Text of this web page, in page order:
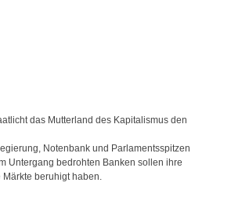
das Mutterland des Kapitalismus den
Notenbank und Parlamentsspitzen
Untergang bedrohten Banken sollen ihre
beruhigt haben.